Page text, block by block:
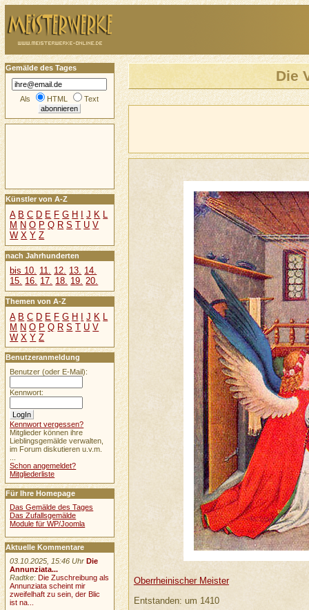
Die
Oberrheinischer Meister
Entstanden: um 1410
Gemälde des Tages
Als HTML Text
Künstler von A-Z
A B C D E F G H J K L
M N O P Q R S T U V
W X Y Z
nach Jahrhunderten
bis 10. 11. 12. 13. 14.
15. 16. 17. 18. 19. 20.
Themen von A-Z
A B C D E F G H I J K L
M N O P Q R S T U V
W X Y Z
Benutzeranmeldung
Benutzer (oder E-Mail):
Kennwort:
Kennwort vergessen?
Mitglieder können ihre
Lieblingsgemälde verwalten,
im Forum diskutieren u.v.m.
Schon angemeldet?
Mitgliederliste
Für Ihre Homepage
Das Gemälde des Tages
Das Zufallsgemälde
Module für WP/Joomla
Aktuelle Kommentare
03.10.2025, 15:46 Uhr Die
Annunziata...
Radtke: Die Zuschreibung als
Annunziata scheint mir
zweifelhaft zu sein, der Blic
ist na...